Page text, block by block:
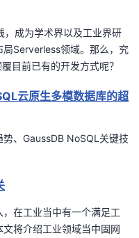
，成为学术界以及工业界研
局Serverless领域。那么，究
目前已有的开发方式呢？
云原生多模数据库的超
、 GaussDB NoSQL 关键技
在工业当中有一个满足工
将介绍工业领域当中固网